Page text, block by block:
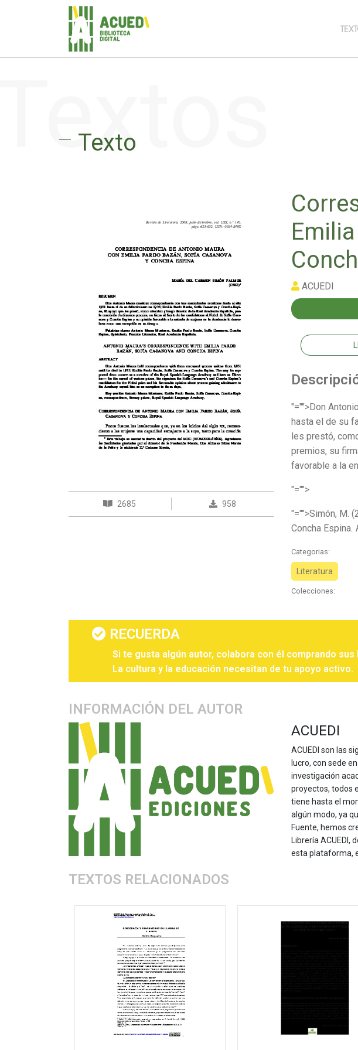
Texto
2685 958
ACUEDI
"="">Don
hasta el de su
les prestó,
premios, su
favorable a la
"="">
"="">Simón, M.
Concha Espina.
Categorias:
Literatura
Colecciones:
RECUERDA
Si te gusta algún autor, colabora con él comprando sus
La cultura y la educación necesitan de tu apoyo activo.
INFORMACIÓN DEL AUTOR
ACUEDI
ACUEDI son las
lucro, con sede
investigación
proyectos, todos
tiene hasta el
algún modo, ya
Fuente, hemos
Librería ACUEDI,
esta plataforma,
TEXTOS RELACIONADOS